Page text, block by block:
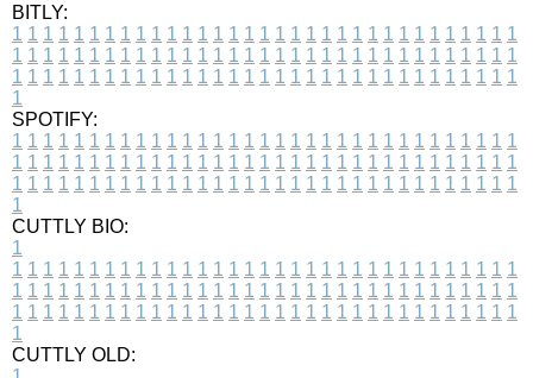
BITLY:
1 1 1 1 1 1 1 1 1 1 1 1 1 1 1 1 1 1 1 1 1 1 1 1 1 1 1 1 1 1 1 1 1
1 1 1 1 1 1 1 1 1 1 1 1 1 1 1 1 1 1 1 1 1 1 1 1 1 1 1 1 1 1 1 1 1
1 1 1 1 1 1 1 1 1 1 1 1 1 1 1 1 1 1 1 1 1 1 1 1 1 1 1 1 1 1 1 1 1
1
SPOTIFY:
1 1 1 1 1 1 1 1 1 1 1 1 1 1 1 1 1 1 1 1 1 1 1 1 1 1 1 1 1 1 1 1 1
1 1 1 1 1 1 1 1 1 1 1 1 1 1 1 1 1 1 1 1 1 1 1 1 1 1 1 1 1 1 1 1 1
1 1 1 1 1 1 1 1 1 1 1 1 1 1 1 1 1 1 1 1 1 1 1 1 1 1 1 1 1 1 1 1 1
1
CUTTLY BIO:
1
1 1 1 1 1 1 1 1 1 1 1 1 1 1 1 1 1 1 1 1 1 1 1 1 1 1 1 1 1 1 1 1 1
1 1 1 1 1 1 1 1 1 1 1 1 1 1 1 1 1 1 1 1 1 1 1 1 1 1 1 1 1 1 1 1 1
1 1 1 1 1 1 1 1 1 1 1 1 1 1 1 1 1 1 1 1 1 1 1 1 1 1 1 1 1 1 1 1 1
1
CUTTLY OLD: